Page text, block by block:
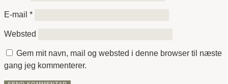
E-mail *
Websted
Gem mit navn, mail og websted i denne browser til næste
gang jeg kommenterer.